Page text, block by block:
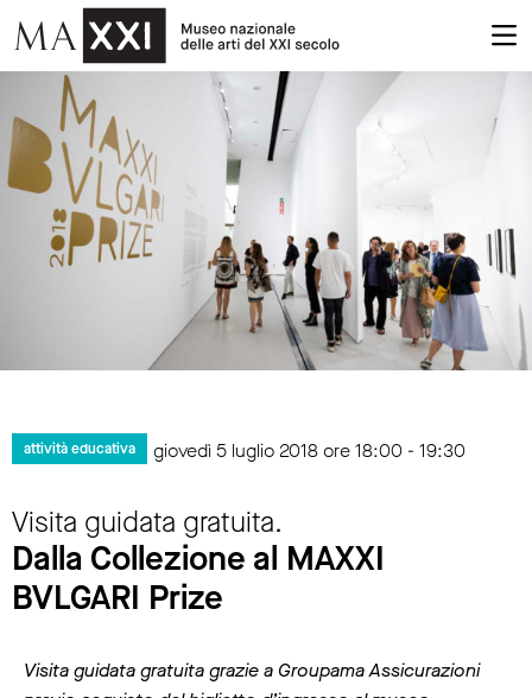
attività educativa giovedì 5 luglio 2018 ore 18:00 - 19:30
Visita guidata gratuita.
Dalla Collezione al MAXXI
BVLGARI Prize
Visita guidata gratuita grazie a Groupama Assicurazioni